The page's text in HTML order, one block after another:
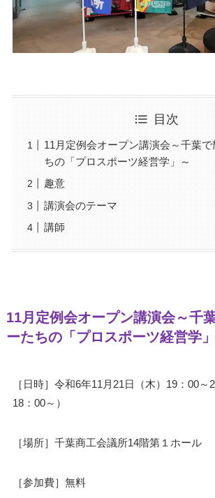
目次
11月定例会オープン講演会～千葉
ちの「プロスポーツ経営学」～
趣意
講演会のテーマ
講師
11月定例会オープン講演会～千
ーたちの「プロスポーツ経営学
［日時］令和6年11月21日（木）19：00～
18：00～）
［場所］千葉商工会議所14階第１ホール
［参加費］無料